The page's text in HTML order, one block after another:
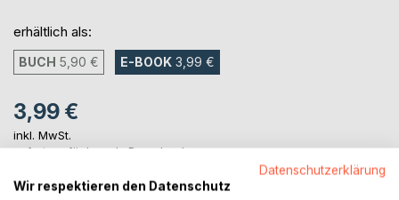
erhältlich als:
BUCH 5,90 € E-BOOK 3,99 €
3,99 €
inkl. MwSt.
sofort verfügbar als Download
Datenschutzerklärung
Wir respektieren den Datenschutz